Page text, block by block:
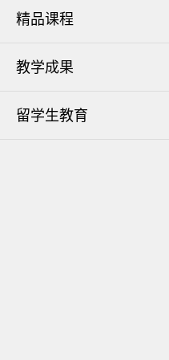
精品课程
教学成果
留学生教育